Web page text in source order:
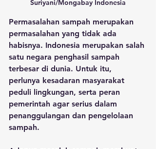
Suriyani/Mongabay Indonesia
Permasalahan sampah merupakan
permasalahan yang tidak ada
habisnya. Indonesia merupakan salah
satu negara penghasil sampah
terbesar di dunia. Untuk itu,
perlunya kesadaran masyarakat
peduli lingkungan, serta peran
pemerintah agar serius dalam
penanggulangan dan pengelolaan
sampah.